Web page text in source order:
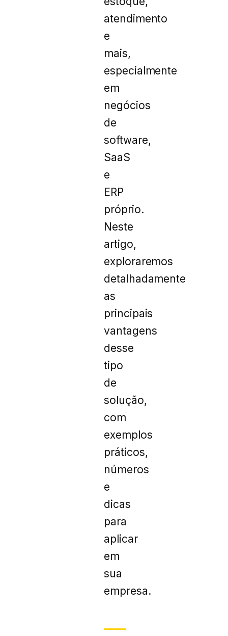
atendimento
e
mais,
especialmente
em
negócios
de
software,
SaaS
e
ERP
próprio.
Neste
artigo,
exploraremos
detalhadamente
as
principais
vantagens
desse
tipo
de
solução,
com
exemplos
práticos,
números
e
dicas
para
aplicar
em
sua
empresa.